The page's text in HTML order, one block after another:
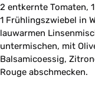
2 entkernte Tomaten,
1 Frühlingszwiebel in
lauwarmen
untermischen, mit
Balsamicoessig,
Rouge abschmecken.